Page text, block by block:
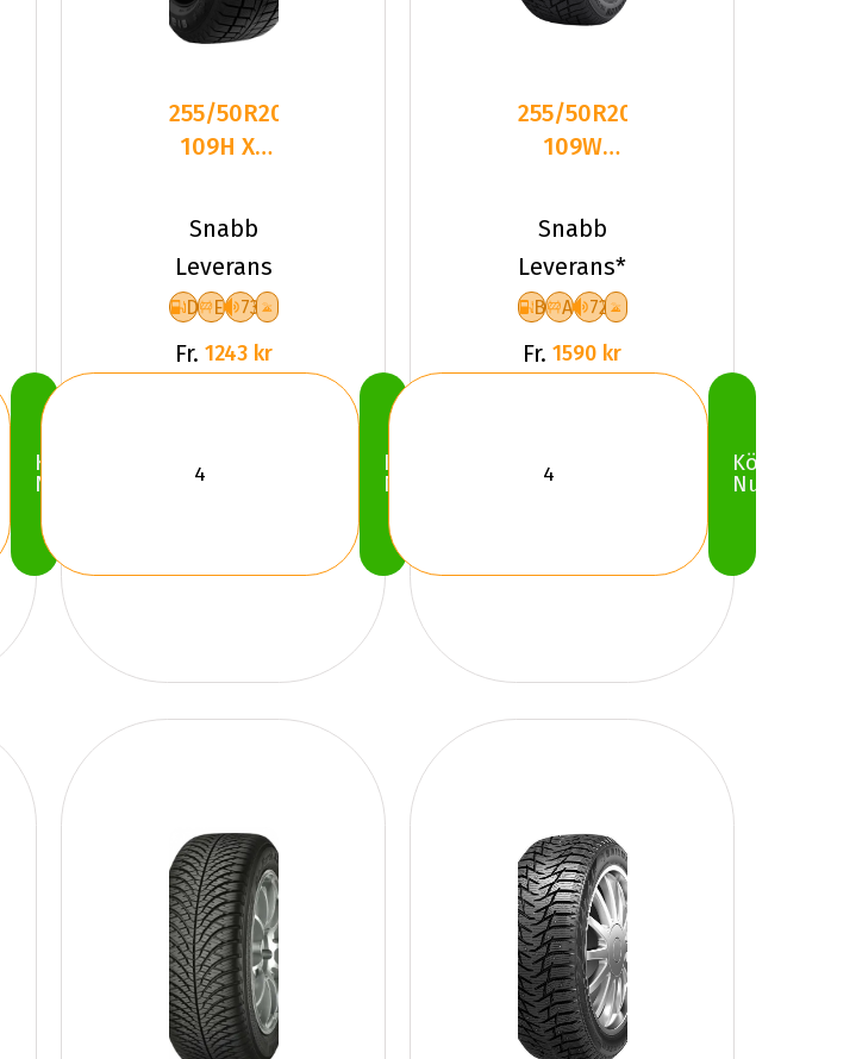
Köp
Nu
255/50R20
109H XL
SW618
DEB73
Snabb
Leverans
D E 73
Fr. 1243 kr
Köp
Nu
255/50R20
109W
BLAZER
ALPINE
Snabb
Leverans*
B A 72
Fr. 1590 kr
Köp
Nu